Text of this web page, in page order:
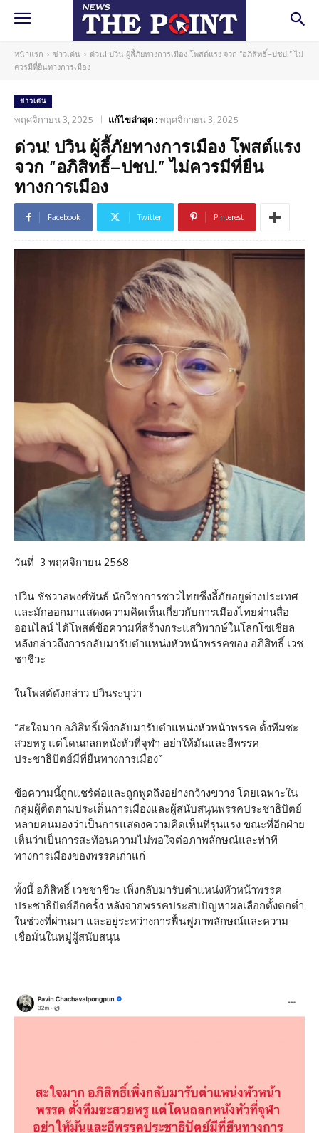
หน้าแรก ข่าวเด่น
ด่วน! ปวิน ผู้ลี้ภัยทางการเมือง โพสต์แรง จวก “อภิสิทธิ์–ปชป.” ไม่
ควรมีที่ยืนทางการเมือง
ข่าวเด่น
พฤศจิกายน 3, 2025 แก้ไขล่าสุด :พฤศจิกายน 3, 2025
ด่วน! ปวิน ผู้ลี้ภัยทางการเมือง โพสต์แรง
จวก “อภิสิทธิ์–ปชป.” ไม่ควรมีที่ยืน
ทางการเมือง
Facebook Twitter Pinterest
วันที่ 3 พฤศจิกายน 2568
ปวิน ชัชวาลพงศ์พันธ์ นักวิชาการชาวไทยซึ่งลี้ภัยอยูต่างประเทศ
และมักออกมาแสดงความคิดเห็นเกี่ยวกับการเมืองไทยผ่านสื่อ
ออนไลน์ ได้โพสต์ข้อความที่สร้างกระแสวิพากษ์ในโลกโซเชียล
หลังกล่าวถึงการกลับมารับตำแหน่งหัวหน้าพรรคของ อภิสิทธิ์ เวช
ชาชีวะ
ในโพสต์ดังกล่าว ปวินระบุว่า
“สะใจมาก อภิสิทธิ์เพิ่งกลับมารับตำแหน่งหัวหน้าพรรค ตั้งทีมชะ
สวยหรู แต่โดนถลกหนังหัวที่จุฬา อย่าให้มันและอีพรรค
ประชาธิปัตย์มีที่ยืนทางการเมือง”
ข้อความนี้ถูกแชร์ต่อและถูกพูดถึงอย่างกว้างขวาง โดยเฉพาะใน
กลุ่มผู้ติดตามประเด็นการเมืองและผู้สนับสนุนพรรคประชาธิปัตย์
หลายคนมองว่าเป็นการแสดงความคิดเห็นที่รุนแรง ขณะที่อีกฝ่าย
เห็นว่าเป็นการสะท้อนความไม่พอใจต่อภาพลักษณ์และท่าที
ทางการเมืองของพรรคเก่าแก่
ทั้งนี้ อภิสิทธิ์ เวชชาชีวะ เพิ่งกลับมารับตำแหน่งหัวหน้าพรรค
ประชาธิปัตย์อีกครั้ง หลังจากพรรคประสบปัญหาผลเลือกตั้งตกต่ำ
ในช่วงที่ผ่านมา และอยู่ระหว่างการฟื้นฟูภาพลักษณ์และความ
เชื่อมั่นในหมู่ผู้สนับสนุน